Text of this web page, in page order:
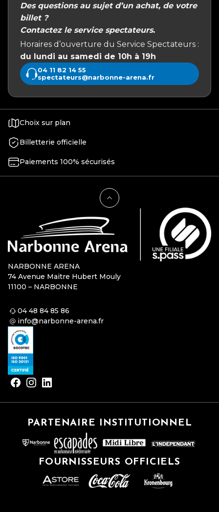
Des questions au sujet d’un achat, de votre
billet ?
Contactez le service spectateurs.
Horaires d’ouverture du Service Spectateurs :
du lundi au samedi de 10h à 19h
04 11 82 14 55
spectateurs@narbonne-arena.fr
Choix sur plan
Billetterie officielle
Paiements 100% sécurisés
NARBONNE ARENA
74 Avenue Maitre Hubert Mouly
11100 – NARBONNE
04 48 84 85 86
info@narbonne-arena.fr
PARTENAIRE INSTITUTIONNEL
FOURNISSEURS OFFICIELS